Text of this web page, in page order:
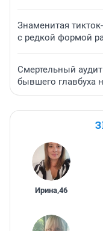
Знаменитая
с редкой формой
Смертельный
бывшего главбуха
Ирина,46